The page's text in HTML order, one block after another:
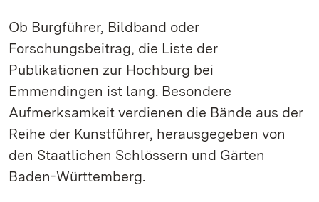
Ob Burgführer, Bildband oder
Forschungsbeitrag, die Liste der
Publikationen zur Hochburg bei
Emmendingen ist lang. Besondere
Aufmerksamkeit verdienen die Bände aus der
Reihe der Kunstführer, herausgegeben von
den Staatlichen Schlössern und Gärten
Baden-Württemberg.